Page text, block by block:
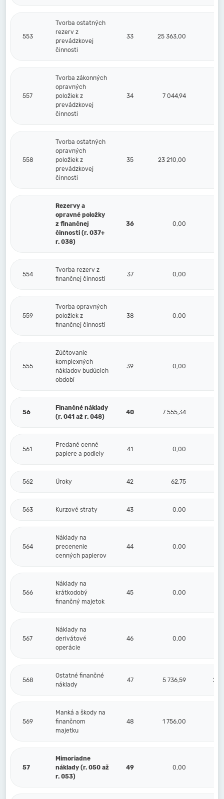
553
Tvorba ostatných
rezerv z
prevádzkovej
činnosti
33 25 363,00
557
Tvorba zákonných
opravných
položiek z
prevádzkovej
činnosti
34 7 044,94
558
Tvorba ostatných
opravných
položiek z
prevádzkovej
činnosti
35 23 210,00
Rezervy a
opravné položky
z finančnej
činnosti (r. 037+
r. 038)
36 0,00
554
Tvorba rezerv z
finančnej činnosti
37 0,00
559
Tvorba opravných
položiek z
finančnej činnosti
38 0,00
555
Zúčtovanie
komplexných
nákladov budúcich
období
39 0,00
56
Finančné náklady
(r. 041 až r. 048)
40 7 555,34
561
Predané cenné
papiere a podiely
41 0,00
562 Úroky 42 62,75
563 Kurzové straty 43 0,00
564
Náklady na
precenenie
cenných papierov
44 0,00
566
Náklady na
krátkodobý
finančný majetok
45 0,00
567
Náklady na
derivátové
operácie
46 0,00
568
Ostatné finančné
náklady
47 5 736,59 2
569
Manká a škody na
finančnom
majetku
48 1 756,00
57
Mimoriadne
náklady (r. 050 až
r. 053)
49 0,00